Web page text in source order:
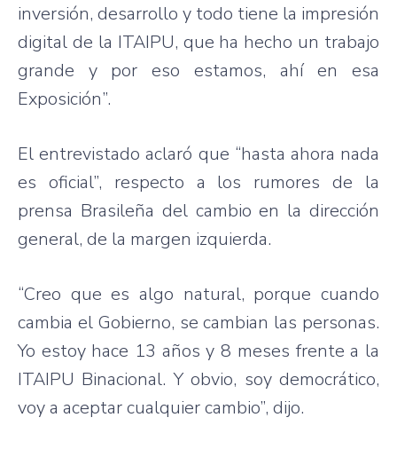
inversión, desarrollo y todo tiene la impresión
digital de la ITAIPU, que ha hecho un trabajo
grande y por eso estamos, ahí en esa
Exposición”.
El entrevistado aclaró que “hasta ahora nada
es oficial”, respecto a los rumores de la
prensa Brasileña del cambio en la dirección
general, de la margen izquierda.
“Creo que es algo natural, porque cuando
cambia el Gobierno, se cambian las personas.
Yo estoy hace 13 años y 8 meses frente a la
ITAIPU Binacional. Y obvio, soy democrático,
voy a aceptar cualquier cambio”, dijo.